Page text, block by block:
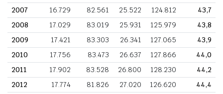
2007
16.729 82.561 25.522 124.812
43,7
2008
17.029 83.019 25.931 125.979
43,8
2009
17.421 83.303 26.341 127.065
43,9
2010
17.756 83.473 26.637 127.866
44,0
2011
17.902 83.528 26.800 128.230
44,2
2012
17.774 81.826 27.020 126.620
44,4